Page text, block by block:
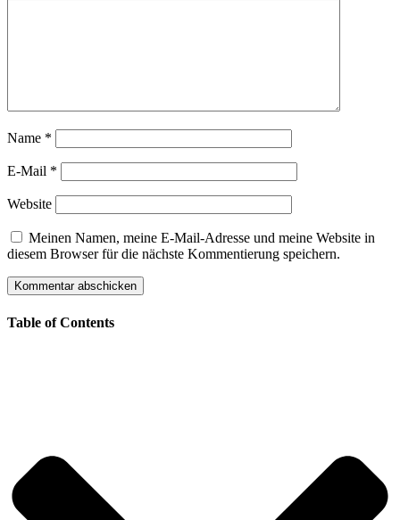
Name *
E-Mail *
Website
Meinen Namen, meine E-Mail-Adresse und meine Website in
diesem Browser für die nächste Kommentierung speichern.
Table of Contents